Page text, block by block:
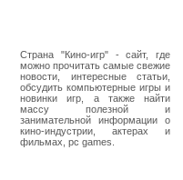
Страна "Кино-игр" - сайт, где
можно прочитать самые свежие
новости, интересные статьи,
обсудить компьютерные игры и
новинки игр, а также найти
массу полезной и
занимательной информации о
кино-индустрии, актерах и
фильмах, pc games.